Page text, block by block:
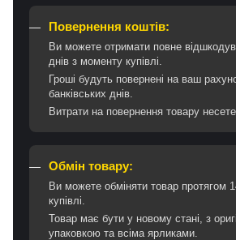
Повернення коштів:
Ви можете отримати повне
днів з моменту купівлі.
Гроші будуть повернені на ваш
банківських днів.
Витрати на повернення товару несете
Обмін товару:
Ви можете обміняти товар протягом
купівлі.
Товар має бути у новому стані, з
упаковкою та всіма ярликами.